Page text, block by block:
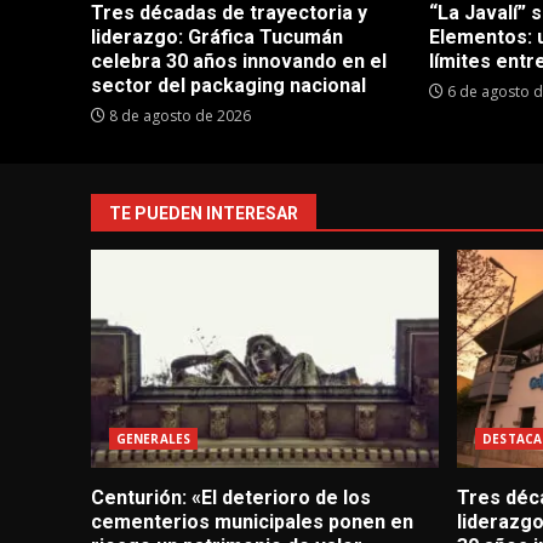
Tres décadas de trayectoria y
liderazgo: Gráfica Tucumán
celebra 30 años innovando en el
sector del packaging nacional
8 de agosto de 2026
“La Javalí”
Elementos:
límites
6 de agosto
TE PUEDEN INTERESAR
GENERALES
Centurión: «El deterioro de los
cementerios municipales ponen en
Tres